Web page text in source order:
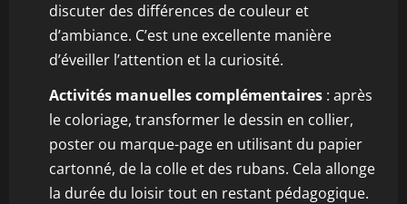
discuter des différences de couleur et
d’ambiance. C’est une excellente manière
d’éveiller l’attention et la curiosité.
Activités manuelles complémentaires : après
le coloriage, transformer le dessin en collier,
poster ou marque-page en utilisant du papier
cartonné, de la colle et des rubans. Cela allonge
la durée du loisir tout en restant pédagogique.